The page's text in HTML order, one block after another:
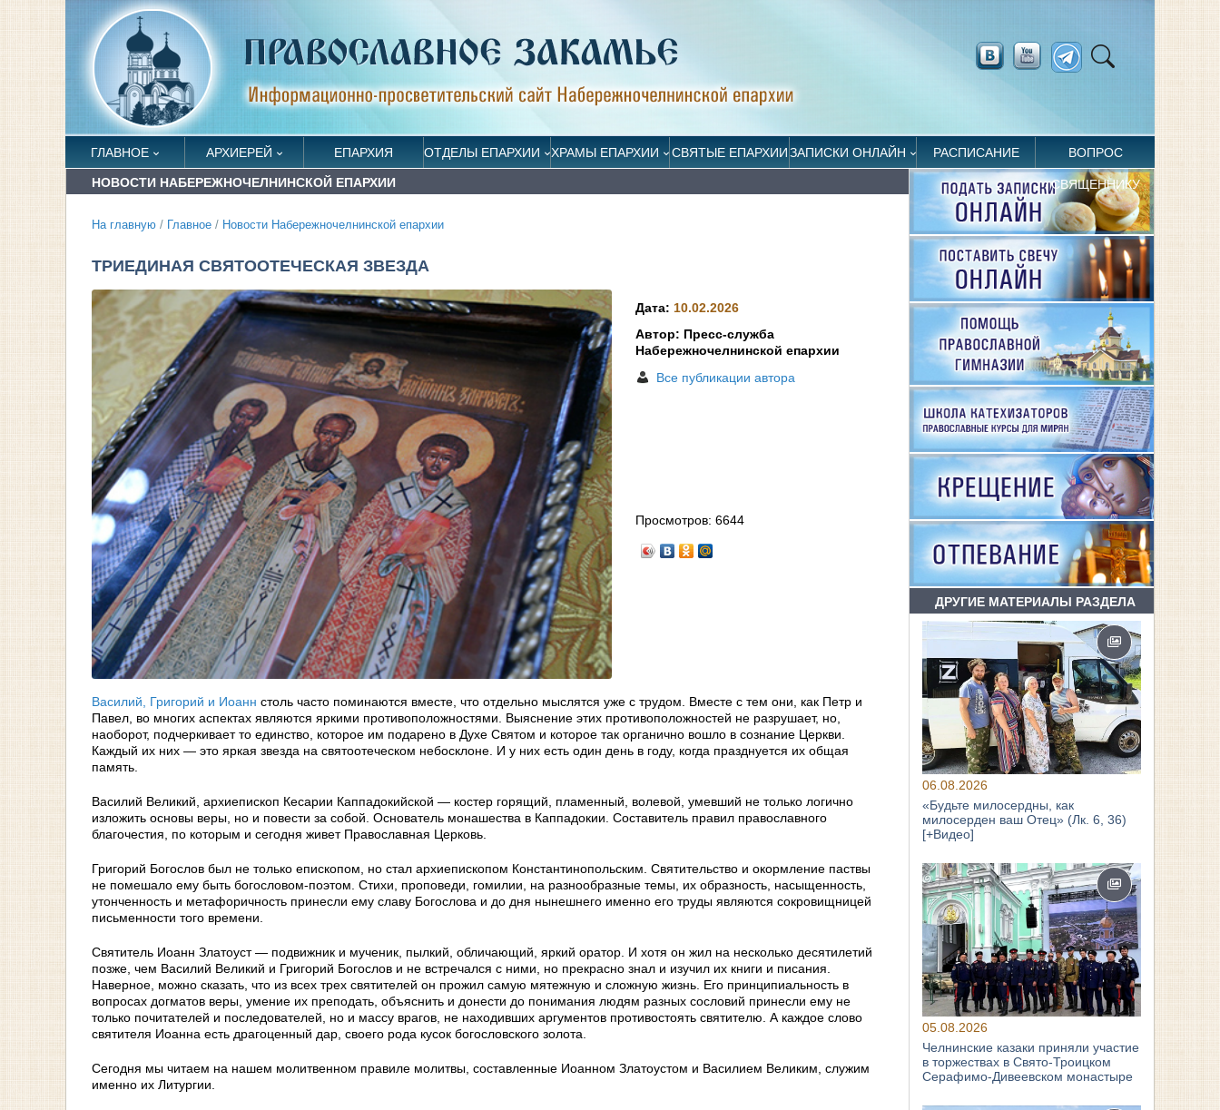
ГЛАВНОЕ АРХИЕРЕЙ ЕПАРХИЯ ОТДЕЛЫ ЕПАРХИИ ХРАМЫ ЕПАРХИИ СВЯТЫЕ ЕПАРХИИЗАПИСКИ ОНЛАЙН РАСПИСАНИЕ ВОПРОС
СВЯЩЕННИКУ
НОВОСТИ НАБЕРЕЖНОЧЕЛНИНСКОЙ ЕПАРХИИ
На главную / Главное / Новости Набережночелнинской епархии
ТРИЕДИНАЯ СВЯТООТЕЧЕСКАЯ ЗВЕЗДА
Дата: 10.02.2026
Автор: Пресс-служба
Набережночелнинской епархии
Все публикации автора
Просмотров:6644
Василий, Григорий и Иоанн столь часто поминаются вместе, что отдельно мыслятся уже с трудом. Вместе с тем они, как Петр и
Павел, во многих аспектах являются яркими противоположностями. Выяснение этих противоположностей не разрушает, но,
наоборот, подчеркивает то единство, которое им подарено в Духе Святом и которое так органично вошло в сознание Церкви.
Каждый их них — это яркая звезда на святоотеческом небосклоне. И у них есть один день в году, когда празднуется их общая
память.
Василий Великий, архиепископ Кесарии Каппадокийской — костер горящий, пламенный, волевой, умевший не только логично
изложить основы веры, но и повести за собой. Основатель монашества в Каппадокии. Составитель правил православного
благочестия, по которым и сегодня живет Православная Церковь.
Григорий Богослов был не только епископом, но стал архиепископом Константинопольским. Святительство и окормление паствы
не помешало ему быть богословом-поэтом. Стихи, проповеди, гомилии, на разнообразные темы, их образность, насыщенность,
утонченность и метафоричность принесли ему славу Богослова и до дня нынешнего именно его труды являются сокровищницей
письменности того времени.
Святитель Иоанн Златоуст — подвижник и мученик, пылкий, обличающий, яркий оратор. И хотя он жил на несколько десятилетий
позже, чем Василий Великий и Григорий Богослов и не встречался с ними, но прекрасно знал и изучил их книги и писания.
Наверное, можно сказать, что из всех трех святителей он прожил самую мятежную и сложную жизнь. Его принципиальность в
вопросах догматов веры, умение их преподать, объяснить и донести до понимания людям разных сословий принесли ему не
только почитателей и последователей, но и массу врагов, не находивших аргументов противостоять святителю. А каждое слово
святителя Иоанна есть драгоценный дар, своего рода кусок богословского золота.
Сегодня мы читаем на нашем молитвенном правиле молитвы, составленные Иоанном Златоустом и Василием Великим, служим
именно их Литургии.
ДРУГИЕ МАТЕРИАЛЫ РАЗДЕЛА
06.08.2026
«Будьте милосердны, как
милосерден ваш Отец» (Лк. 6, 36)
[+Видео]
05.08.2026
Челнинские казаки приняли участие
в торжествах в Свято‑Троицком
Серафимо‑Дивеевском монастыре